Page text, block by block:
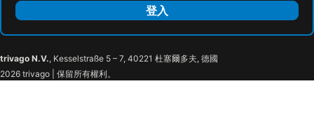
登入
trivago N.V., Kesselstraße 5 – 7, 40221 杜塞爾多夫, 德國
2026 trivago | 保留所有權利。